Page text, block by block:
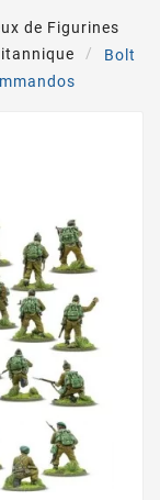
de Figurines
Bolt